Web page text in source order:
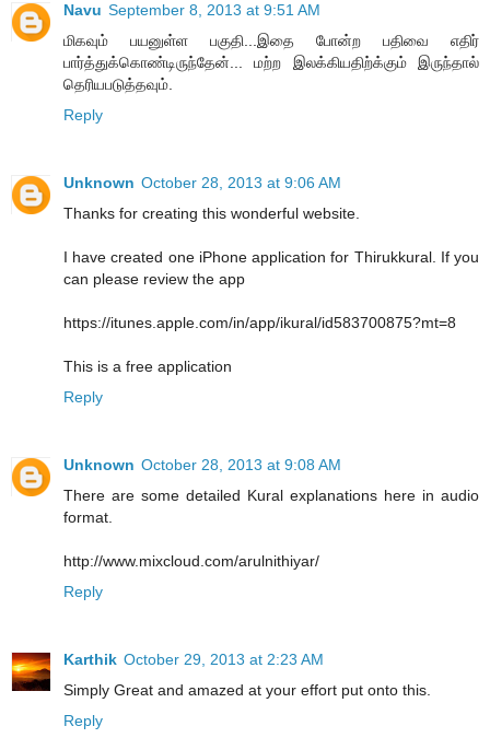
Navu September 8, 2013 at 9:51 AM
மிகவும் பயனுள்ள பகுதி...இதை போன்ற பதிவை எதிர்
பார்த்துக்கொண்டிருந்தேன்... மற்ற இலக்கியதிற்க்கும் இருந்தால்
தெரியபடுத்தவும்.
Reply
Unknown October 28, 2013 at 9:06 AM
Thanks for creating this wonderful website.
I have created one iPhone application for Thirukkural. If you
can please review the app
https://itunes.apple.com/in/app/ikural/id583700875?mt=8
This is a free application
Reply
Unknown October 28, 2013 at 9:08 AM
There are some detailed Kural explanations here in audio
format.
http://www.mixcloud.com/arulnithiyar/
Reply
Karthik October 29, 2013 at 2:23 AM
Simply Great and amazed at your effort put onto this.
Reply